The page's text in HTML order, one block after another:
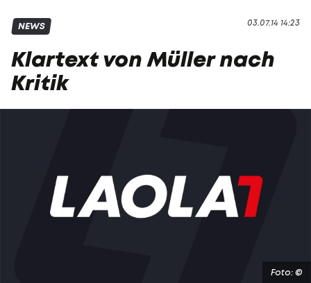
03.07.14 14:23
NEWS
Klartext von Müller nach
Kritik
Foto: ©